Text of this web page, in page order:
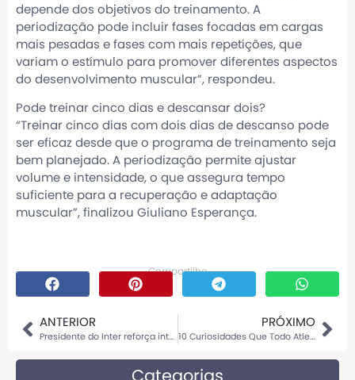
depende dos objetivos do treinamento. A
periodização pode incluir fases focadas em cargas
mais pesadas e fases com mais repetições, que
variam o estímulo para promover diferentes aspectos
do desenvolvimento muscular”, respondeu.
Pode treinar cinco dias e descansar dois?
“Treinar cinco dias com dois dias de descanso pode
ser eficaz desde que o programa de treinamento seja
bem planejado. A periodização permite ajustar
volume e intensidade, o que assegura tempo
suficiente para a recuperação e adaptação
muscular”, finalizou Giuliano Esperança.
Compartilhe
ANTERIOR
Presidente do Inter reforça interesse em Oscar, mas diz: “Ainda é inicial”
PRÓXIMO
10 Curiosidades Que Todo Atleta Deveria Conhecer
Categorias